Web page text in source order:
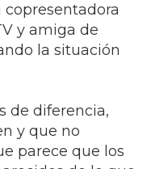
copresentadora
y amiga de
la situación
de diferencia,
y que no
parece que los